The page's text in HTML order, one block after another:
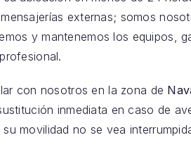
externas; somos
y mantenemos los equipos,
con nosotros en la zona de
inmediata en caso de
su movilidad no se vea